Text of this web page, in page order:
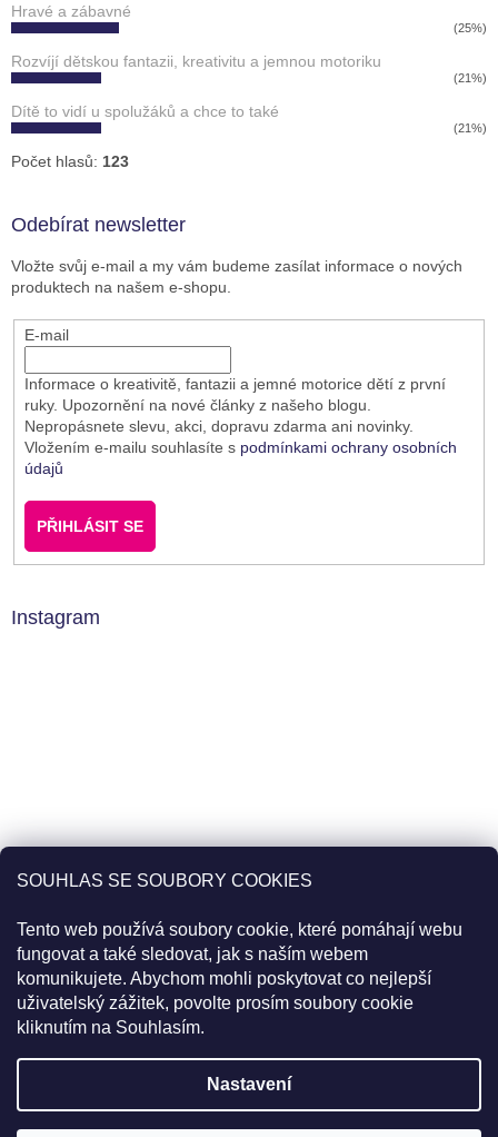
SOUHLAS SE SOUBORY COOKIES
Tento web používá soubory cookie, které pomáhají webu
fungovat a také sledovat, jak s naším webem
komunikujete. Abychom mohli poskytovat co nejlepší
uživatelský zážitek, povolte prosím soubory cookie
kliknutím na Souhlasím.
Nastavení
Pro slevu 22% použijte v košíku kód
Hravé a zábavné
(25%)
Rozvíjí dětskou fantazii, kreativitu a jemnou motoriku
(21%)
Dítě to vidí u spolužáků a chce to také
(21%)
Počet hlasů: 123
Odebírat newsletter
Vložte svůj e-mail a my vám budeme zasílat informace o nových
produktech na našem e-shopu.
E-mail
Informace o kreativitě, fantazii a jemné motorice dětí z první
ruky. Upozornění na nové články z našeho blogu.
Nepropásnete slevu, akci, dopravu zdarma ani novinky.
Vložením e-mailu souhlasíte s podmínkami ochrany osobních
údajů
PŘIHLÁSIT SE
Instagram
Sledovat na Instagramu
Vytvořil Shoptet